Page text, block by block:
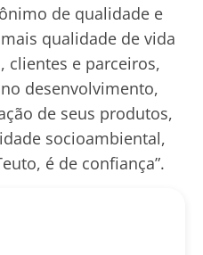
de qualidade e
qualidade de vida
clientes e parceiros,
desenvolvimento,
de seus produtos,
socioambiental,
é de confiança”.